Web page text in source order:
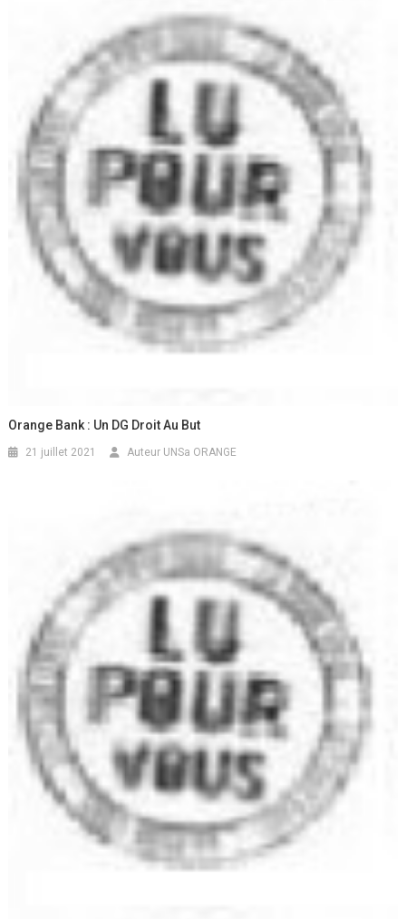
Orange Bank : Un DG Droit Au But
21 juillet 2021 Auteur UNSa ORANGE